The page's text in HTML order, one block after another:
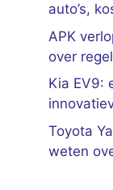
auto’s,
APK
over
Kia EV9:
Toyota
weten